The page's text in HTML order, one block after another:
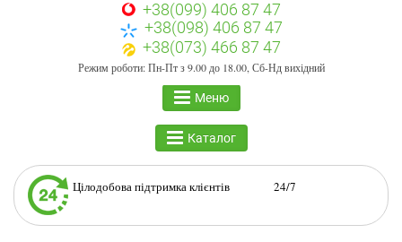
+38(099) 406 87 47
+38(098) 406 87 47
+38(073) 466 87 47
Режим роботи: Пн-Пт з 9.00 до 18.00, Сб-Нд вихідний
Меню
Каталог
Цілодобова підтримка клієнтів 24/7